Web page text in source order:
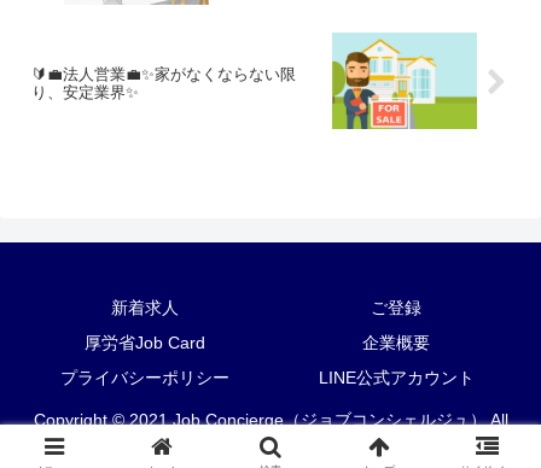
🔰💼法人営業💼✨家がなくならない限
り、安定業界✨
新着求人
ご登録
厚労省Job Card
企業概要
プライバシーポリシー
LINE公式アカウント
Copyright © 2021 Job Concierge（ジョブコンシェルジュ） All
Rights Reserved.